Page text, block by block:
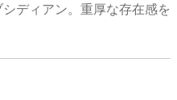
ディアン。重厚な存在感を